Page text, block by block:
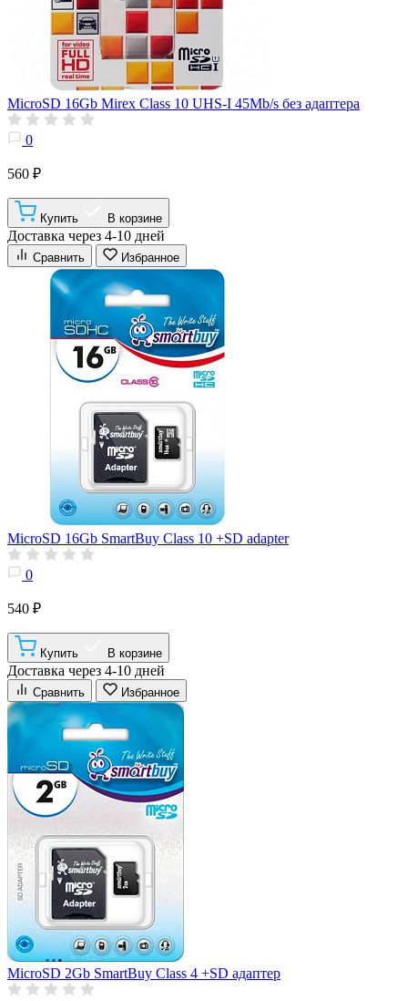
MicroSD 16Gb Mirex Class 10 UHS-I 45Mb/s без адаптера
0
560 ₽
Купить В корзине
Доставка через 4-10 дней
Сравнить Избранное
MicroSD 16Gb SmartBuy Class 10 +SD adapter
0
540 ₽
Купить В корзине
Доставка через 4-10 дней
Сравнить Избранное
MicroSD 2Gb SmartBuy Class 4 +SD адаптер